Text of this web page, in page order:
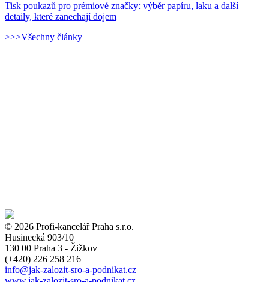
Tisk poukazů pro prémiové značky: výběr papíru, laku a další
detaily, které zanechají dojem
>>>Všechny články
© 2026 Profi-kancelář Praha s.r.o.
Husinecká 903/10
130 00 Praha 3 - Žižkov
(+420) 226 258 216
info@jak-zalozit-sro-a-podnikat.cz